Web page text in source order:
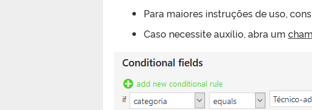
Para maiores instruções de uso,
Caso necessite auxílio, abra um